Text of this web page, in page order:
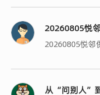
20260805悦
20260805悦邻
从“问别人”